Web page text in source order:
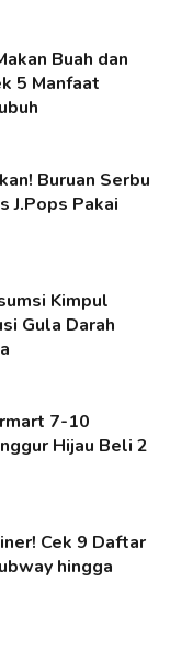
Buah dan
5 Manfaat
Buruan Serbu
J.Pops Pakai
Kimpul
Gula Darah
7-10
Hijau Beli 2
Cek 9 Daftar
hingga